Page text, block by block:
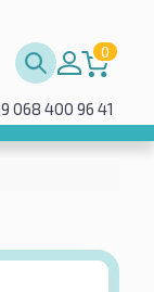
0
068 400 96 41